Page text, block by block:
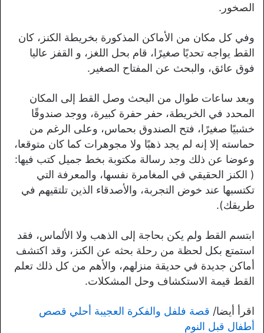
الصخور.
وفي كل مكان من الأماكن المذكورة بخريطة الكنز، كان
القط يواجه تحديًا صغيرًا، قام بحل اللغز، و القفز عاليا
فوق عائق، والبحث عن المفتاح الصغير.
وبعد ساعات طوال من البحث وصل القط إلى المكان
المحدد في الخريطة، حفر حفرة كبيرة، ووجد صندوقًا
خشبيًا صغيرًا، فتح الصندوق بحماس، وعلى الرغم من
حماسته إلا إنه لم يجد ذهبًا ولا مجوهرات كما كان متوقعا،
وعوضا عن ذلك وجد رسالة مكتوبة بخط جميل كتب فيها:
( الكنز الحقيقي في المغامرة نفسها، والمعرفة التي
تكتسبها عند خوض التجربة، والأصدقاء الذين تلتقيهم في
طريقك).
ابتسم القط ولم يكن بحاجة إلى الذهب ولا الألماس، فقد
استمتع بكل لحظة من رحلة بحثه عن الكنز، وقد اكتشف
أماكن جديدة في حديقة منزلهم، والأهم من كل ذلك تعلم
القط قيمة الاستكشاف وحل المشكلات.
اقرأ أيضا/ قصة فلفل والفكرة العجيبة أحلي قصص
أطفال قبل النوم